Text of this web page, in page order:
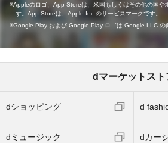
Appleのロゴ、App Storeは、米国もしくはその他の国
す。App Storeは、Apple Inc.のサービスマークです。
Google Play および Google Play ロゴは Google LLC の
dマーケットスト
dショッピング d
dミュージック dカー